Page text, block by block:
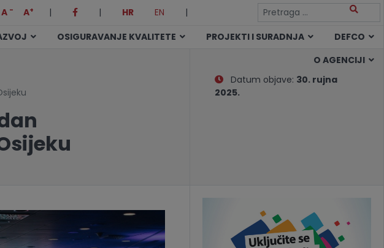
A - A+ | | HR EN
|
OSIGURAVANJE KVALITETE PROJEKTI I SURADNJA
DEFCO
O AGENCIJI
Datum objave: 30. rujna
2025.